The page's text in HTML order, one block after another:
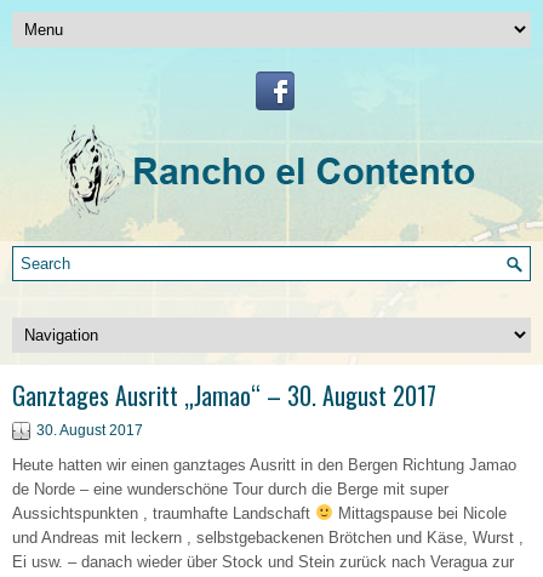
Ganztages Ausritt „Jamao“ – 30. August 2017
30. August 2017
Heute hatten wir einen ganztages Ausritt in den Bergen Richtung Jamao
de Norde – eine wunderschöne Tour durch die Berge mit super
Aussichtspunkten , traumhafte Landschaft
Mittagspause bei Nicole
und Andreas mit leckern , selbstgebackenen Brötchen und Käse, Wurst ,
Ei usw. – danach wieder über Stock und Stein zurück nach Veragua zur